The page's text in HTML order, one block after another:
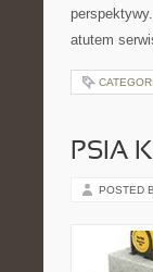
atutem
PSIA
POSTED